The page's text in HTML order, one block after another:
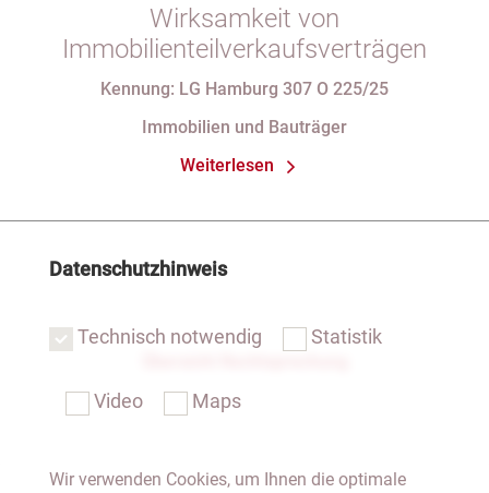
Wirksamkeit von
Immobilienteilverkaufsverträgen
Kennung: LG Hamburg 307 O 225/25
Immobilien und Bauträger
Weiterlesen
Datenschutzhinweis
Technisch notwendig Statistik
Video Maps
Wir verwenden Cookies, um Ihnen die optimale